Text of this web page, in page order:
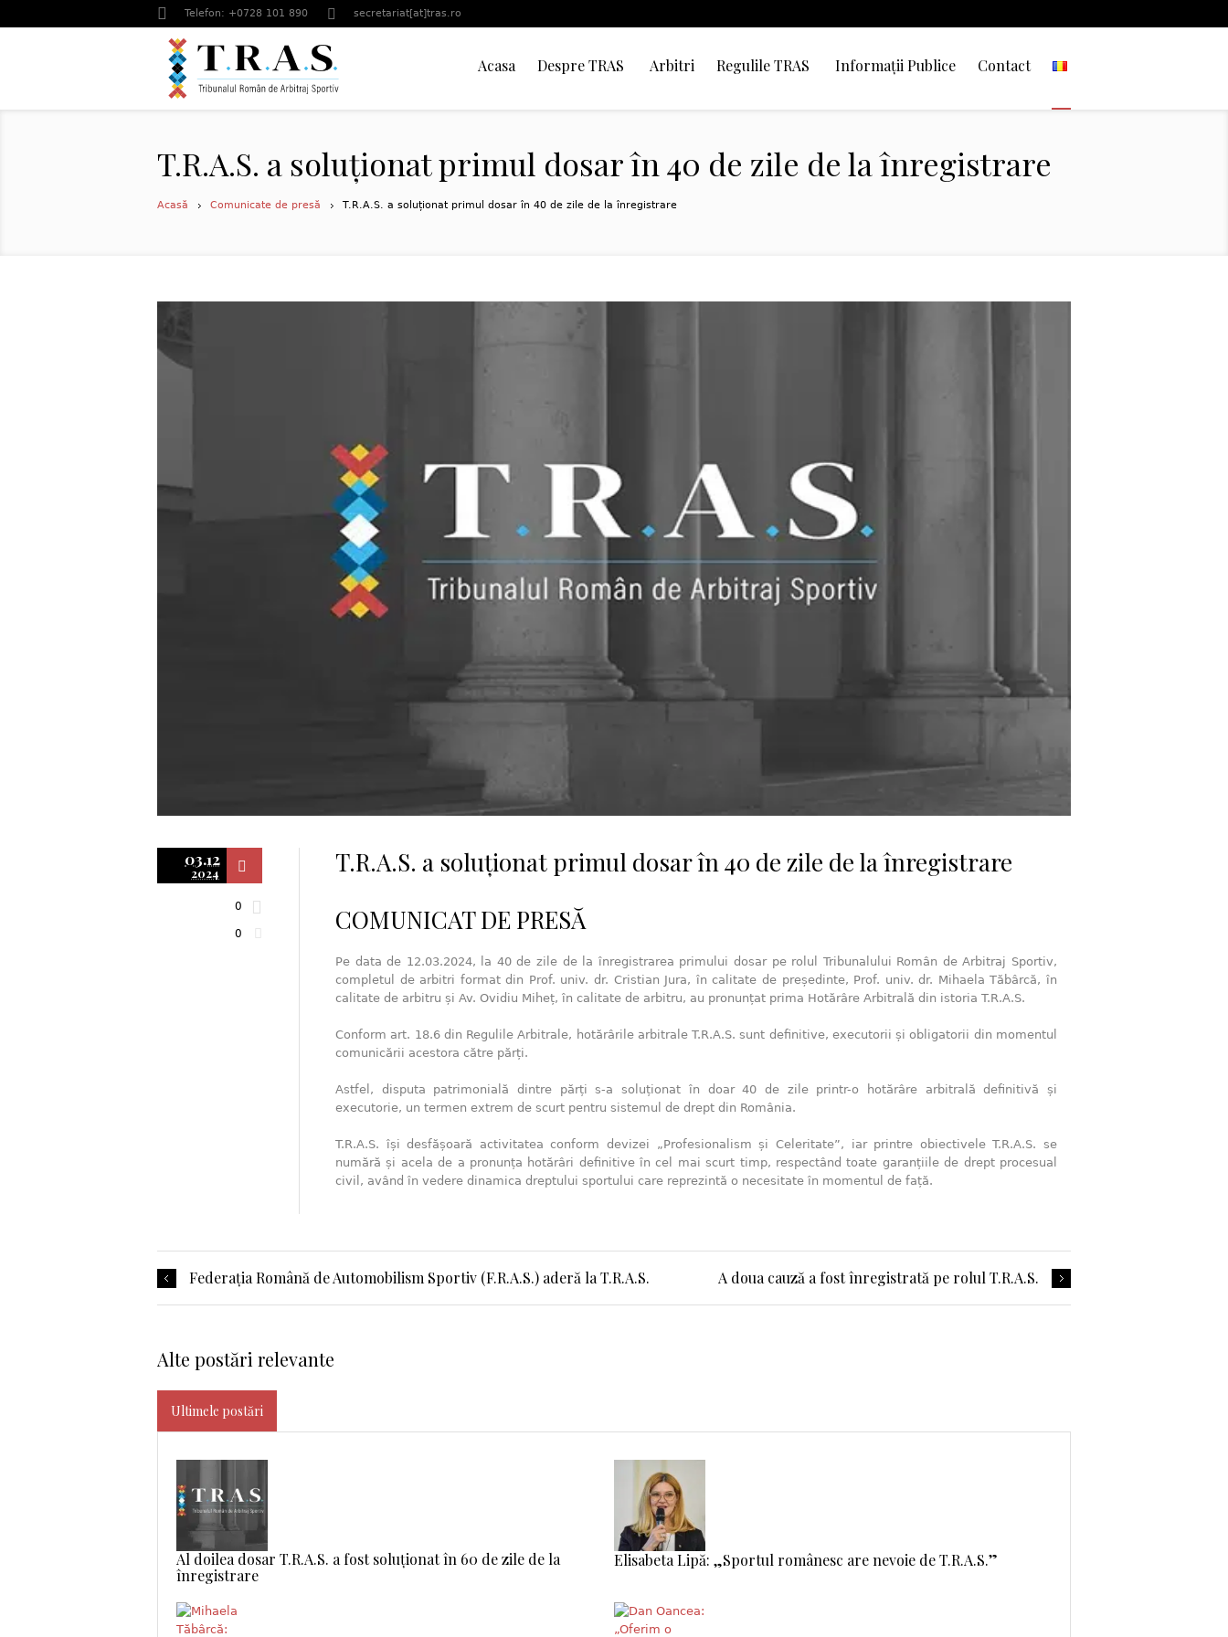
Telefon: +0728 101 890 secretariat[at]tras.ro
Acasa Despre TRAS Arbitri Regulile TRAS Informații Publice Contact
T.R.A.S. a soluționat primul dosar în 40 de zile de la înregistrare
Acasă Comunicate de presă T.R.A.S. a soluționat primul dosar în 40 de zile de la înregistrare
03.12
2024
0
0
T.R.A.S. a soluționat primul dosar în 40 de zile de la înregistrare
COMUNICAT DE PRESĂ
Pe data de 12.03.2024, la 40 de zile de la înregistrarea primului dosar pe rolul Tribunalului Român de Arbitraj Sportiv,
completul de arbitri format din Prof. univ. dr. Cristian Jura, în calitate de președinte, Prof. univ. dr. Mihaela Tăbârcă, în
calitate de arbitru și Av. Ovidiu Miheț, în calitate de arbitru, au pronunțat prima Hotărâre Arbitrală din istoria T.R.A.S.
Conform art. 18.6 din Regulile Arbitrale, hotărârile arbitrale T.R.A.S. sunt definitive, executorii și obligatorii din momentul
comunicării acestora către părți.
Astfel, disputa patrimonială dintre părți s-a soluționat în doar 40 de zile printr-o hotărâre arbitrală definitivă și
executorie, un termen extrem de scurt pentru sistemul de drept din România.
T.R.A.S. își desfășoară activitatea conform devizei „Profesionalism și Celeritate”, iar printre obiectivele T.R.A.S. se
numără și acela de a pronunța hotărâri definitive în cel mai scurt timp, respectând toate garanțiile de drept procesual
civil, având în vedere dinamica dreptului sportului care reprezintă o necesitate în momentul de față.
Federația Română de Automobilism Sportiv (F.R.A.S.) aderă la T.R.A.S. A doua cauză a fost înregistrată pe rolul T.R.A.S.
Alte postări relevante
Ultimele postări
Al doilea dosar T.R.A.S. a fost soluționat în 60 de zile de la
înregistrare
Elisabeta Lipă: „Sportul românesc are nevoie de T.R.A.S.”